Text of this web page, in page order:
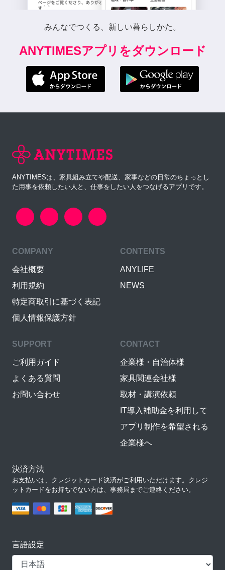
みんなでつくる、新しい暮らしかた。
ANYTIMESアプリをダウンロード
ANYTIMESは、家具組み立てや配送、家事などの日常のちょっとし
た用事を依頼したい人と、仕事をしたい人をつなげるアプリです。
COMPANY
会社概要
利用規約
特定商取引に基づく表記
個人情報保護方針
CONTENTS
ANYLIFE
NEWS
SUPPORT
ご利用ガイド
よくある質問
お問い合わせ
CONTACT
企業様・自治体様
家具関連会社様
取材・講演依頼
IT導入補助金を利用して
アプリ制作を希望される
企業様へ
決済方法
お支払いは、クレジットカード決済がご利用いただけます。クレジ
ットカードをお持ちでない方は、事務局までご連絡ください。
言語設定